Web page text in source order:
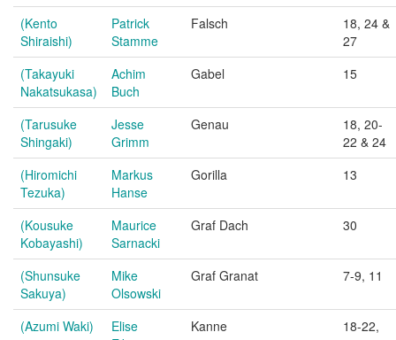
(Kento
Shiraishi)
Patrick
Stamme
Falsch
18, 24 &
27
(Takayuki
Nakatsukasa)
Achim
Buch
Gabel 15
(Tarusuke
Shingaki)
Jesse
Grimm
Genau
18, 20-
22 & 24
(Hiromichi
Tezuka)
Markus
Hanse
Gorilla 13
(Kousuke
Kobayashi)
Maurice
Sarnacki
Graf Dach 30
(Shunsuke
Sakuya)
Mike
Olsowski
Graf Granat 7-9, 11
(Azumi Waki)
Elise
Kanne
18-22,